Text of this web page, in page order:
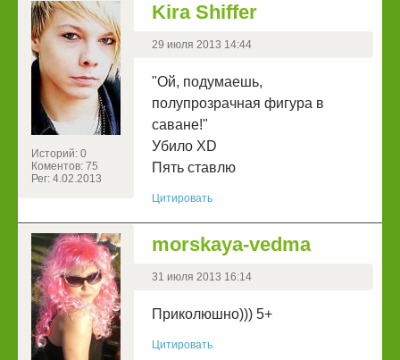
Историй: 0
Коментов: 75
Рег: 4.02.2013
Kira Shiffer
29 июля 2013 14:44
"Ой, подумаешь,
полупрозрачная фигура в
саване!"
Убило XD
Пять ставлю
Цитировать
morskaya-vedma
31 июля 2013 16:14
Приколюшно))) 5+
Цитировать